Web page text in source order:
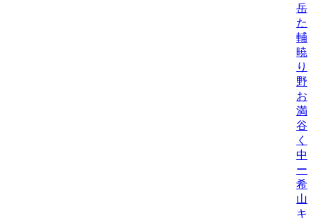
岳
た
輔/
暁
り
野
お
満/
谷
く
中
ー
希/
山
キ